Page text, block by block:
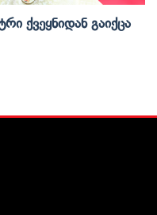
Ქვეყნიდან Გაიქცა